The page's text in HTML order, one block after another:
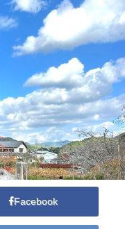
Facebook